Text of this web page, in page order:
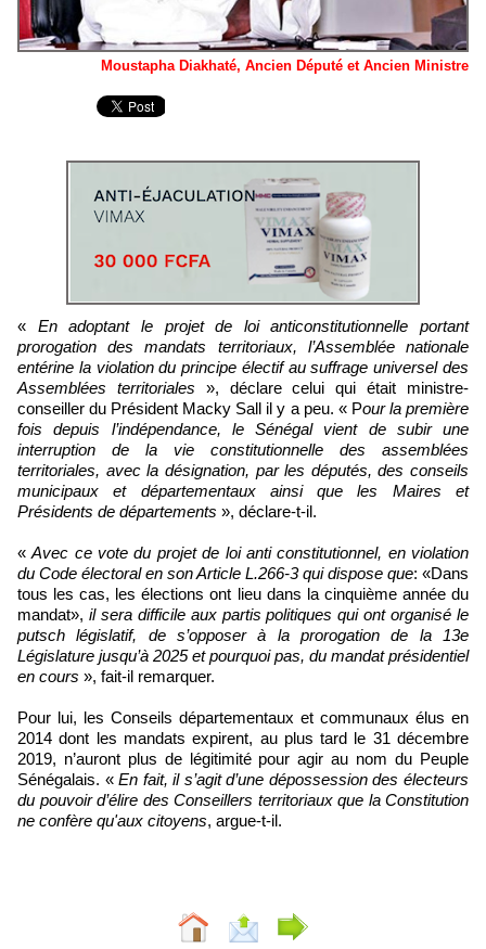
Moustapha Diakhaté, Ancien Député et Ancien Ministre
« En adoptant le projet de loi anticonstitutionnelle portant
prorogation des mandats territoriaux, l’Assemblée nationale
entérine la violation du principe électif au suffrage universel des
Assemblées territoriales », déclare celui qui était ministre-
conseiller du Président Macky Sall il y a peu. « Pour la première
fois depuis l’indépendance, le Sénégal vient de subir une
interruption de la vie constitutionnelle des assemblées
territoriales, avec la désignation, par les députés, des conseils
municipaux et départementaux ainsi que les Maires et
Présidents de départements », déclare-t-il.
«Avec ce vote du projet de loi anti constitutionnel, en violation
du Code électoral en son Article L.266-3 qui dispose que: «Dans
tous les cas, les élections ont lieu dans la cinquième année du
mandat», il sera difficile aux partis politiques qui ont organisé le
putsch législatif, de s’opposer à la prorogation de la 13e
Législature jusqu’à 2025 et pourquoi pas, du mandat présidentiel
en cours », fait-il remarquer.
Pour lui, les Conseils départementaux et communaux élus en
2014 dont les mandats expirent, au plus tard le 31 décembre
2019, n’auront plus de légitimité pour agir au nom du Peuple
Sénégalais. «En fait, il s’agit d’une dépossession des électeurs
du pouvoir d’élire des Conseillers territoriaux que la Constitution
ne confère qu'aux citoyens, argue-t-il.